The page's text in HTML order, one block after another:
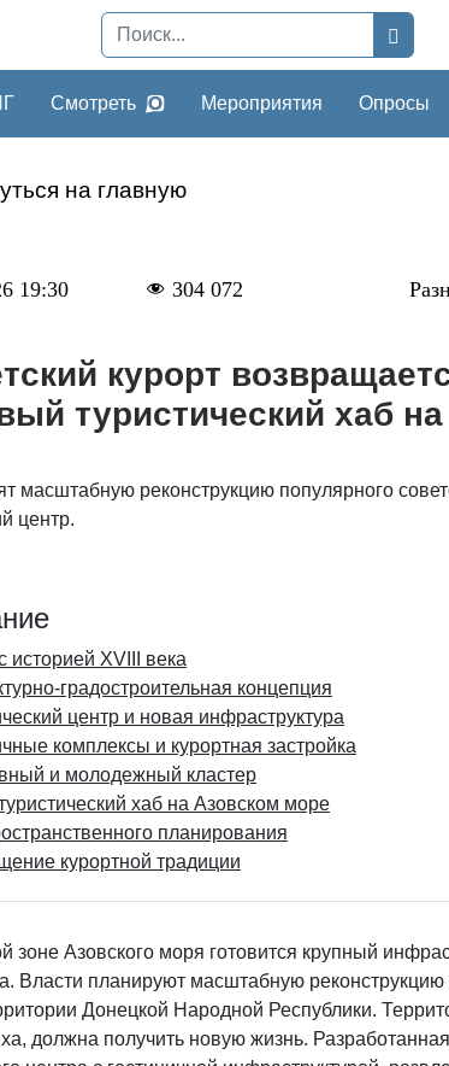
Смотреть Мероприятия Опросы
на главную
19:30 304 072
курорт
туристический хаб
масштабную реконструкцию популярного
центр.
историей XVIII века
градостроительная концепция
центр и новая инфраструктура
комплексы и курортная застройка
и молодежный кластер
хаб на Азовском море
планирования
курортной традиции
зоне Азовского моря готовится крупный
Власти планируют масштабную
Донецкой Народной Республики.
должна получить новую жизнь.